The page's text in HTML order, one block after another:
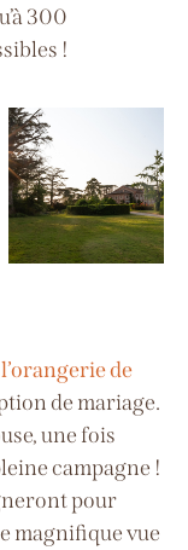
300
!
l’orangerie de
de mariage.
une fois
campagne !
pour
magnifique vue